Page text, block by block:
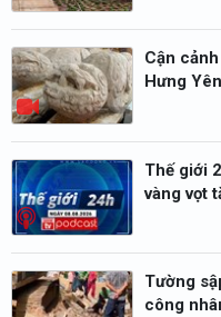
Cận
Hưng
Thế giới
vàng vọt
Tường
công